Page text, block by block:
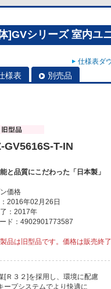
]GVシリーズ 室内ユ
仕様表ダ
様表 別売品
GV5616S-T-IN
と品質にこだわった「日本製」
価格
2016年02月26日
：2017年
ド：4902901773587
品は旧型品です。価格は販売終
[Ｒ３２]を採用し、環境に配慮
ープシステムでより快適に